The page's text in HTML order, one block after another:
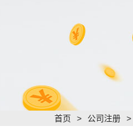
首页 > 公司注册 >